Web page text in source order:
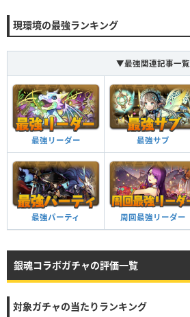
現環境の最強ランキング
▼最強関連記事一覧
最強リーダー 最強サブ
最強パーティ 周回最強リーダー
銀魂コラボガチャの評価一覧
対象ガチャの当たりランキング